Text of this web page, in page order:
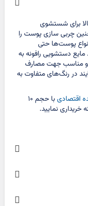
برای شستشوی
چربی سازی پوست را
پوست‌ها حتی
دستشویی رافونه به
و مناسب جهت مصارف
در رنگ‌های متفاوت به
اقتصادی
با حجم ۱۰
خریداری نمایید.